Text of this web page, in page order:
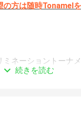
方は随時Tonamel
ネーショントーナ
イステーション5、
続きを読む